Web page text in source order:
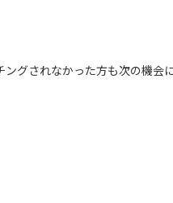
グされなかった方も次の機会